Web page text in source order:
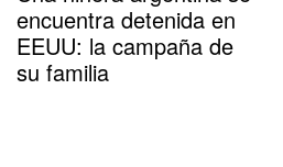
encuentra detenida en
EEUU: la campaña de
su familia